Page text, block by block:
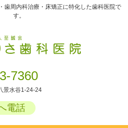
歯周内科治療・床矯正に特化した歯科医院で
す。
7360
景水谷1-24-24
電話